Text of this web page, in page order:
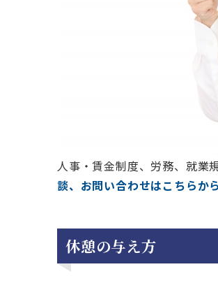
人事・賃金制度、労務、就業
談、お問い合わせはこちらから
休憩の与え方